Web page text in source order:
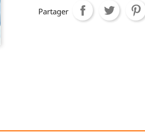
Partager